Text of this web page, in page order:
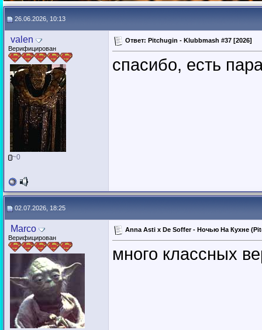
26.06.2026, 10:13
valen
Верифицирован
~0
Ответ: Pitchugin - Klubbmash #37 [2026]
спасибо, есть
02.07.2026, 18:25
Marco
Верифицирован
Anna Asti x De Soffer - Ночью На Кухне
много классных